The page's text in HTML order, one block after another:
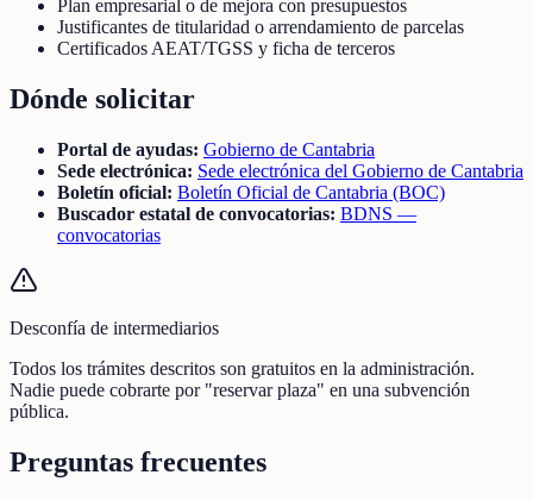
Plan empresarial o de mejora con presupuestos
Justificantes de titularidad o arrendamiento de parcelas
Certificados AEAT/TGSS y ficha de terceros
Dónde solicitar
Portal de ayudas: Gobierno de Cantabria
Sede electrónica: Sede electrónica del Gobierno de Cantabria
Boletín oficial: Boletín Oficial de Cantabria (BOC)
Buscador estatal de convocatorias: BDNS —
convocatorias
Desconfía de intermediarios
Todos los trámites descritos son gratuitos en la administración.
Nadie puede cobrarte por "reservar plaza" en una subvención
pública.
Preguntas frecuentes